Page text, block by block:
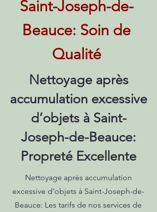
Saint-Joseph-de-
Beauce: Soin de
Qualité
Nettoyage après
accumulation excessive
d’objets à Saint-
Joseph-de-Beauce:
Propreté Excellente
Nettoyage après accumulation
excessive d’objets à Saint-Joseph-de-
Beauce: Les tarifs de nos services de